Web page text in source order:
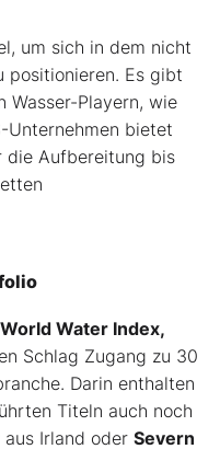
um sich in dem nicht
positionieren. Es gibt
Wasser-Playern, wie
Unternehmen bietet
die Aufbereitung bis
World Water Index,
Schlag Zugang zu 30
Darin enthalten
Titeln auch noch
aus Irland oder Severn